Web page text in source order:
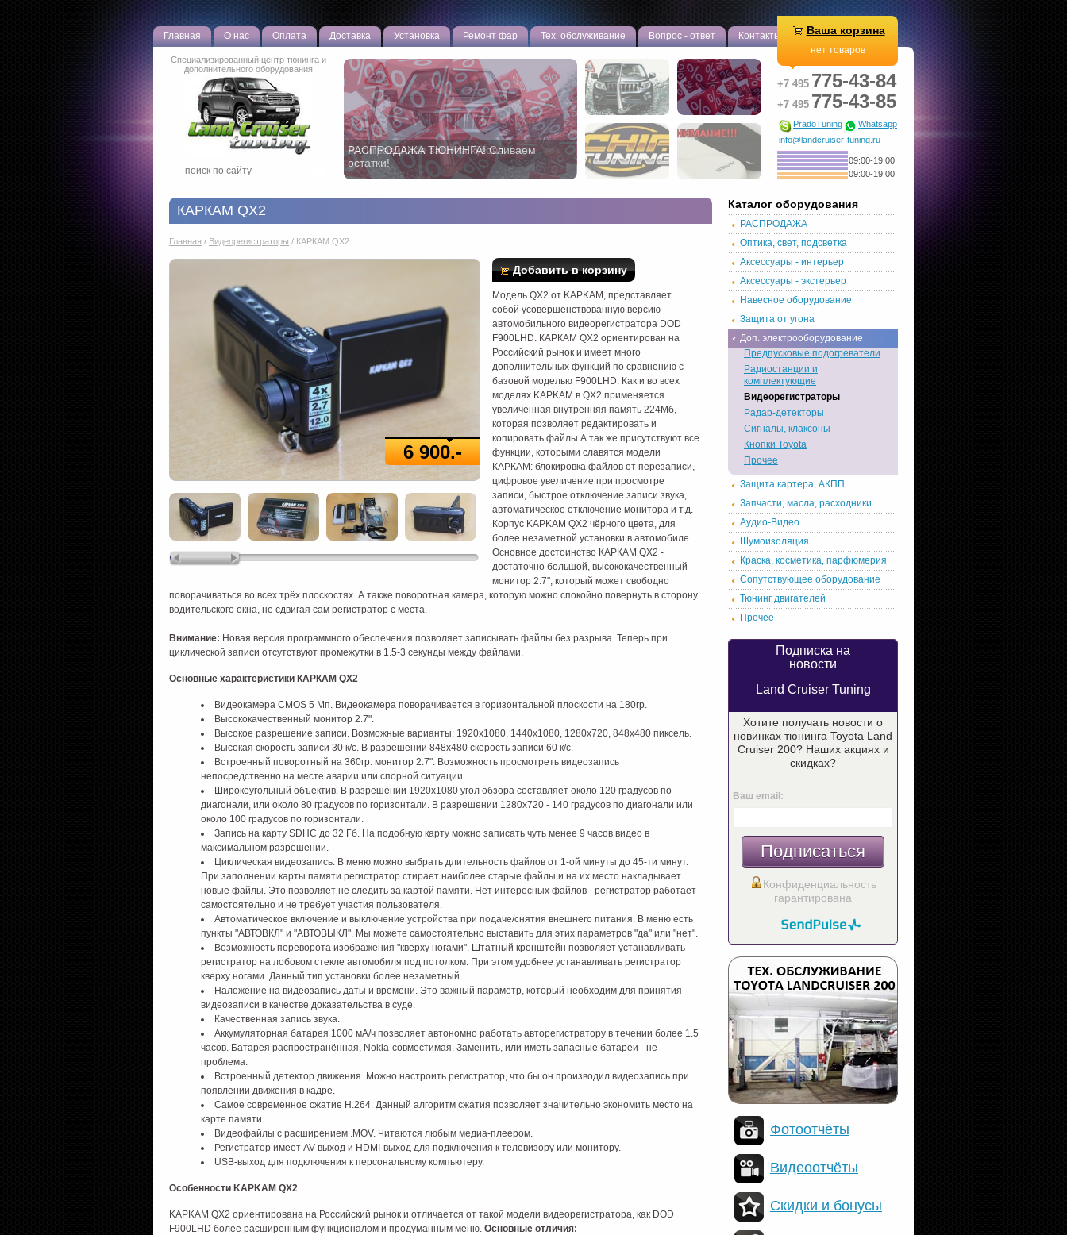
Главная О нас Оплата Доставка Установка Ремонт фар Тех. обслуживание Вопрос - ответ Контакты
Специализированный центр тюнинга и
дополнительного оборудования
РАСПРОДАЖА ТЮНИНГА! Сливаем
остатки!
Ваша корзина
нет товаров
+7 495 775-43-84
+7 495 775-43-85
PradoTuning
Whatsapp
info@landcruiser-tuning.ru
09:00-19:00
09:00-19:00
КАРКАМ QX2
Главная / Видеорегистраторы / КАРКАМ QX2
6 900.-
Добавить в корзину
Модель QX2 от KAPKAM, представляет
собой усовершенствованную версию
автомобильного видеорегистратора DOD
F900LHD. КАРКАМ QX2 ориентирован на
Российский рынок и имеет много
дополнительных функций по сравнению с
базовой моделью F900LHD. Как и во всех
моделях KAPKAM в QX2 применяется
увеличенная внутренняя память 224Mб,
которая позволяет редактировать и
копировать файлы А так же присутствуют все
функции, которыми славятся модели
КАРКАМ: блокировка файлов от перезаписи,
цифровое увеличение при просмотре
записи, быстрое отключение записи звука,
автоматическое отключение монитора и т.д.
Корпус KAPKAM QX2 чёрного цвета, для
более незаметной установки в автомобиле.
Основное достоинство КАРКАМ QX2 -
достаточно большой, высококачественный
монитор 2.7", который может свободно
поворачиваться во всех трёх плоскостях. А также поворотная камера, которую можно спокойно повернуть в сторону
водительского окна, не сдвигая сам регистратор с места.
Внимание: Новая версия программного обеспечения позволяет записывать файлы без разрыва. Теперь при
циклической записи отсутствуют промежутки в 1.5-3 секунды между файлами.
Основные характеристики КАРКАМ QX2
Видеокамера CMOS 5 Мп. Видеокамера поворачивается в горизонтальной плоскости на 180гр.
Высококачественный монитор 2.7".
Высокое разрешение записи. Возможные варианты: 1920х1080, 1440х1080, 1280х720, 848х480 пиксель.
Высокая скорость записи 30 к/с. В разрешении 848х480 скорость записи 60 к/с.
Встроенный поворотный на 360гр. монитор 2.7". Возможность просмотреть видеозапись
непосредственно на месте аварии или спорной ситуации.
Широкоугольный объектив. В разрешении 1920х1080 угол обзора составляет около 120 градусов по
диагонали, или около 80 градусов по горизонтали. В разрешении 1280х720 - 140 градусов по диагонали или
около 100 градусов по горизонтали.
Запись на карту SDHC до 32 Гб. На подобную карту можно записать чуть менее 9 часов видео в
максимальном разрешении.
Циклическая видеозапись. В меню можно выбрать длительность файлов от 1-ой минуты до 45-ти минут.
При заполнении карты памяти регистратор стирает наиболее старые файлы и на их место накладывает
новые файлы. Это позволяет не следить за картой памяти. Нет интересных файлов - регистратор работает
самостоятельно и не требует участия пользователя.
Автоматическое включение и выключение устройства при подаче/снятия внешнего питания. В меню есть
пункты "АВТОВКЛ" и "АВТОВЫКЛ". Мы можете самостоятельно выставить для этих параметров "да" или "нет".
Возможность переворота изображения "кверху ногами". Штатный кронштейн позволяет устанавливать
регистратор на лобовом стекле автомобиля под потолком. При этом удобнее устанавливать регистратор
кверху ногами. Данный тип установки более незаметный.
Наложение на видеозапись даты и времени. Это важный параметр, который необходим для принятия
видеозаписи в качестве доказательства в суде.
Качественная запись звука.
Аккумуляторная батарея 1000 мА/ч позволяет автономно работать авторегистратору в течении более 1.5
часов. Батарея распространённая, Nokia-совместимая. Заменить, или иметь запасные батареи - не
проблема.
Встроенный детектор движения. Можно настроить регистратор, что бы он производил видеозапись при
появлении движения в кадре.
Самое современное сжатие Н.264. Данный алгоритм сжатия позволяет значительно экономить место на
карте памяти.
Видеофайлы с расширением .MOV. Читаются любым медиа-плеером.
Регистратор имеет AV-выход и HDMI-выход для подключения к телевизору или монитору.
USB-выход для подключения к персональному компьютеру.
Особенности KAPKAM QX2
KAPKAM QX2 ориентирована на Российский рынок и отличается от такой модели видеорегистратора, как DOD
F900LHD более расширенным функционалом и продуманным меню. Основные отличия:
Каталог оборудования
РАСПРОДАЖА
Оптика, свет, подсветка
Аксессуары - интерьер
Аксессуары - экстерьер
Навесное оборудование
Защита от угона
Доп. электрооборудование
Предпусковые подогреватели
Радиостанции и
комплектующие
Видеорегистраторы
Радар-детекторы
Сигналы, клаксоны
Кнопки Toyota
Прочее
Защита картера, АКПП
Запчасти, масла, расходники
Аудио-Видео
Шумоизоляция
Краска, косметика, парфюмерия
Сопутствующее оборудование
Тюнинг двигателей
Прочее
Подписка на
новости
Land Cruiser Tuning
Хотите получать новости о
новинках тюнинга Toyota Land
Cruiser 200? Наших акциях и
скидках?
Ваш email:
Подписаться
Конфиденциальность
гарантирована
Фотоотчёты
Видеоотчёты
Скидки и бонусы